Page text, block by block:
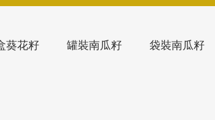
葵花籽 罐裝南瓜籽 袋裝南瓜籽